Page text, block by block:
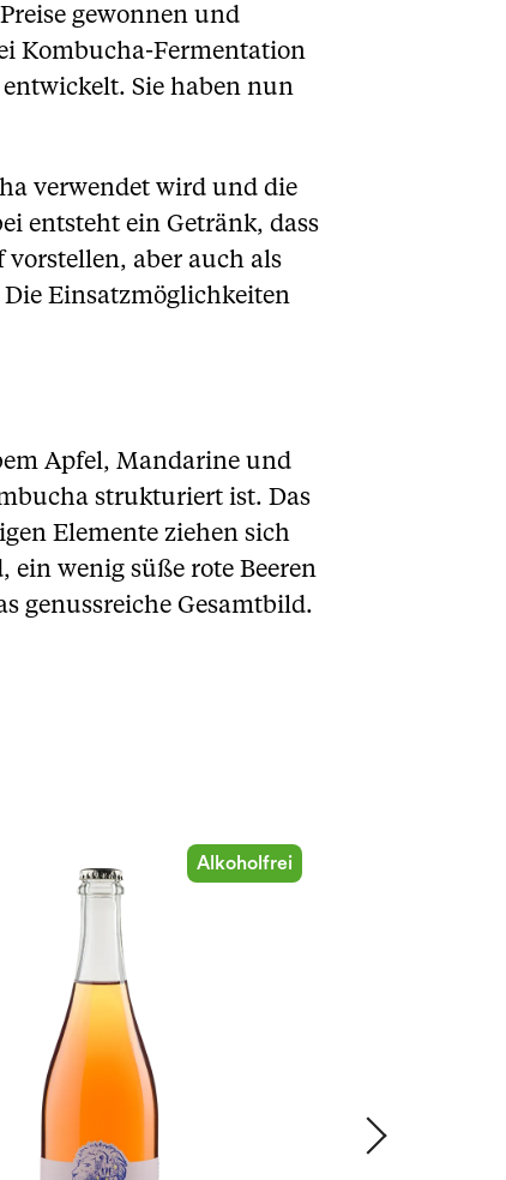
gewonnen und
Kombucha-Fermentation
Sie haben nun
verwendet wird und die
entsteht ein Getränk, dass
aber auch als
Einsatzmöglichkeiten
Apfel, Mandarine und
strukturiert ist. Das
Elemente ziehen sich
wenig süße rote Beeren
genussreiche Gesamtbild.
Alkoholfrei